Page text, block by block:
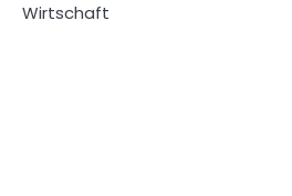
Wirtschaft